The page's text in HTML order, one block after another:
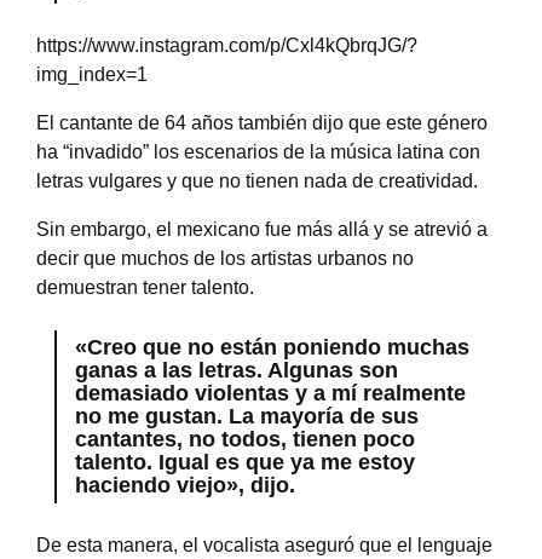
https://www.instagram.com/p/Cxl4kQbrqJG/?
img_index=1
El cantante de 64 años también dijo que este género
ha “invadido” los escenarios de la música latina con
letras vulgares y que no tienen nada de creatividad.
Sin embargo, el mexicano fue más allá y se atrevió a
decir que muchos de los artistas urbanos no
demuestran tener talento.
«Creo que no están poniendo muchas
ganas a las letras. Algunas son
demasiado violentas y a mí realmente
no me gustan. La mayoría de sus
cantantes, no todos, tienen poco
talento. Igual es que ya me estoy
haciendo viejo», dijo.
De esta manera, el vocalista aseguró que el lenguaje